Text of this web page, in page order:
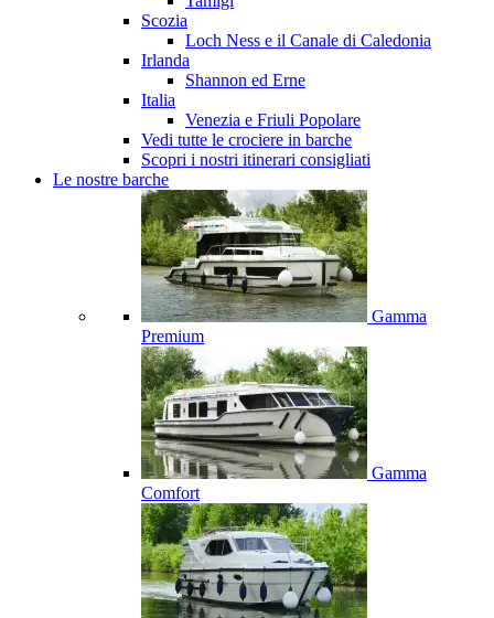
Scozia
Loch Ness e il Canale di Caledonia
Irlanda
Shannon ed Erne
Italia
Venezia e Friuli Popolare
Vedi tutte le crociere in barche
Scopri i nostri itinerari consigliati
Le nostre barche
Gamma
Premium
Gamma
Comfort